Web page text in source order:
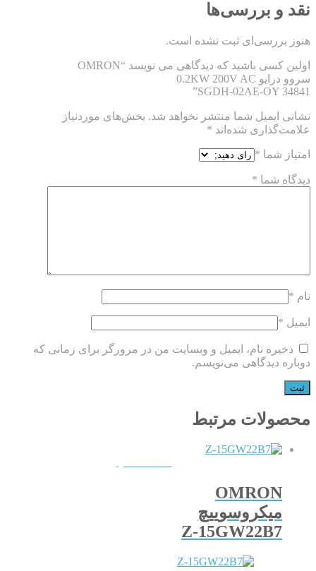
نقد و بررسی‌ها
هنوز بررسی‌ای ثبت نشده است.
اولین کسی باشید که دیدگاهی می نویسد “OMRON
سروو درایو 0.2KW 200V AC
SGDH-02AE-OY 34841”
نشانی ایمیل شما منتشر نخواهد شد. بخش‌های موردنیاز
علامت‌گذاری شده‌اند *
امتیاز شما *
دیدگاه شما *
نام *
ایمیل *
ذخیره نام، ایمیل و وبسایت من در مرورگر برای زمانی که
دوباره دیدگاهی می‌نویسم.
محصولات مرتبط
OMRON
میکروسوییچ
Z-15GW22B7